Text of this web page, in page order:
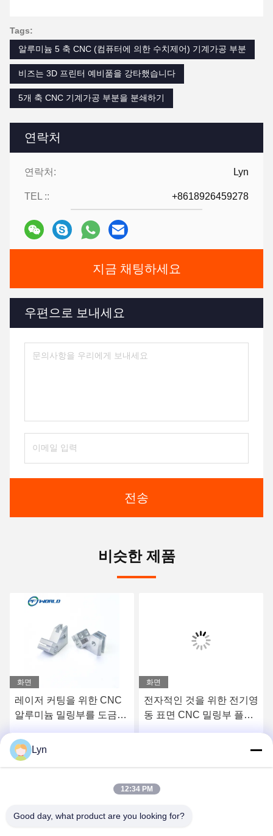
연락처
연락처: Lyn
TEL :: +8618926459278
지금 채팅하세요
우편으로 보내세요
전송
Tags:
알루미늄 5 축 CNC (컴퓨터에 의한 수치제어) 기계가공 부분
비즈는 3D 프린터 예비품을 강타했습니다
5개 축 CNC 기계가공 부분을 분쇄하기
비슷한 제품
화면
레이저 커팅을 위한 CNC
알루미늄 밀링부를 도금처
최상의 가격을 얻으세요
화면
전자적인 것을 위한 전기영
동 표면 CNC 밀링부 플라
Lyn
12:34 PM
Good day, what product are you looking for?